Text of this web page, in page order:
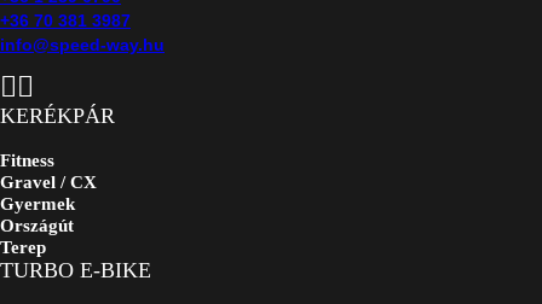
+36 70 381 3987
info@speed-way.hu
KERÉKPÁR
Fitness
Gravel / CX
Gyermek
Országút
Terep
TURBO E-BIKE